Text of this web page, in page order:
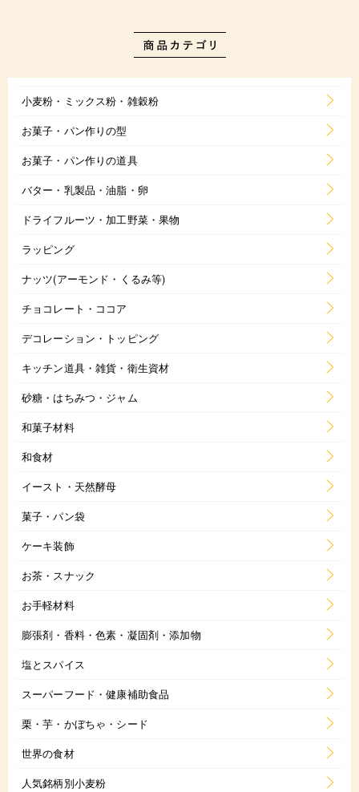
小麦粉・ミックス粉・雑穀粉
お菓子・パン作りの型
お菓子・パン作りの道具
バター・乳製品・油脂・卵
ドライフルーツ・加工野菜・果物
ラッピング
ナッツ(アーモンド・くるみ等)
チョコレート・ココア
デコレーション・トッピング
キッチン道具・雑貨・衛生資材
砂糖・はちみつ・ジャム
和菓子材料
和食材
イースト・天然酵母
菓子・パン袋
ケーキ装飾
お茶・スナック
お手軽材料
膨張剤・香料・色素・凝固剤・添加物
塩とスパイス
スーパーフード・健康補助食品
栗・芋・かぼちゃ・シード
世界の食材
人気銘柄別小麦粉